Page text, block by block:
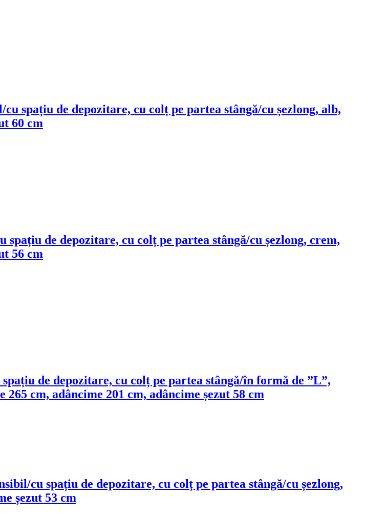
spațiu de depozitare, cu colț pe partea stângă/cu șezlong, alb,
60 cm
de depozitare, cu colț pe partea stângă/cu șezlong, crem,
56 cm
de depozitare, cu colț pe partea stângă/în formă de ”L”,
cm, adâncime 201 cm, adâncime șezut 58 cm
cu spațiu de depozitare, cu colț pe partea stângă/cu șezlong,
șezut 53 cm